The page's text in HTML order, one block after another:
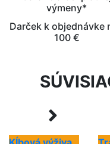
výmeny*
Darček k objednávke
100 €